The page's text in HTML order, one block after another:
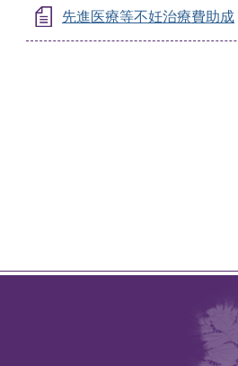
先進医療等不妊治療費助成